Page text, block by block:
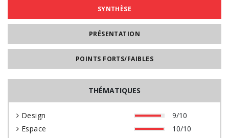
SYNTHÈSE
PRÉSENTATION
POINTS FORTS/FAIBLES
THÉMATIQUES
Design
9/10
Espace
10/10